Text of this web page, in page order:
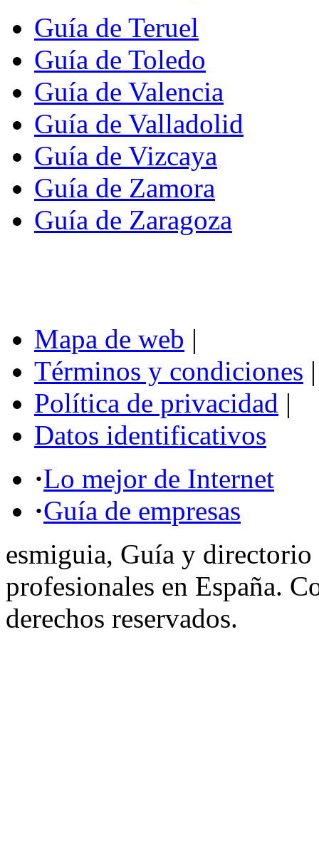
Guía de Teruel
Guía de Toledo
Guía de Valencia
Guía de Valladolid
Guía de Vizcaya
Guía de Zamora
Guía de Zaragoza
Mapa de web |
Términos y condiciones |
Política de privacidad |
Datos identificativos
·Lo mejor de Internet
·Guía de empresas
esmiguia, Guía y directorio
profesionales en España.
derechos reservados.